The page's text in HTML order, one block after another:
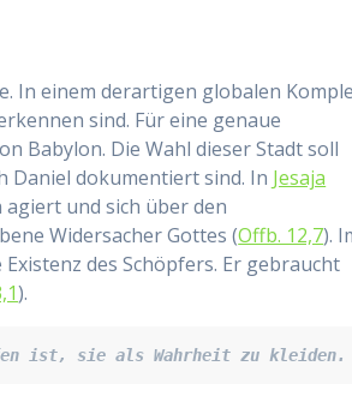
In einem derartigen globalen
sind. Für eine genaue
Babylon. Die Wahl dieser Stadt soll
Daniel dokumentiert sind. In Jesaja
agiert und sich über den
Widersacher Gottes (Offb. 12,7).
des Schöpfers. Er gebraucht
).
ist, sie als Wahrheit zu kleiden.